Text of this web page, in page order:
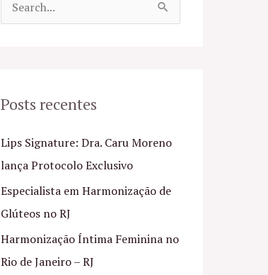
u
s
a
r
p
o
r
Posts recentes
Lips Signature: Dra. Caru Moreno
lança Protocolo Exclusivo
Especialista em Harmonização de
Glúteos no RJ
Harmonização Íntima Feminina no
Rio de Janeiro – RJ